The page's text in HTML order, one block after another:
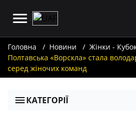
Головна Новини
Жінки -
Полтавська «Ворскла» стала
серед жіночих команд
КАТЕГОРІЇ